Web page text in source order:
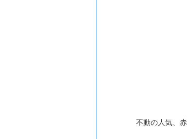
不動の人気、